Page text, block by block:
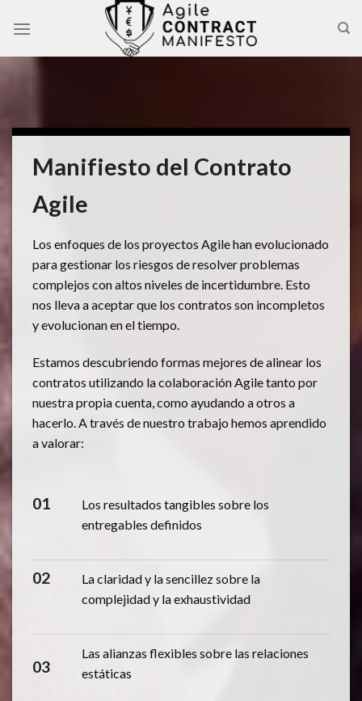
Manifiesto del Contrato
Agile
Los enfoques de los proyectos Agile han evolucionado
para gestionar los riesgos de resolver problemas
complejos con altos niveles de incertidumbre. Esto
nos lleva a aceptar que los contratos son incompletos
y evolucionan en el tiempo.
Estamos descubriendo formas mejores de alinear los
contratos utilizando la colaboración Agile tanto por
nuestra propia cuenta, como ayudando a otros a
hacerlo. A través de nuestro trabajo hemos aprendido
a valorar:
01
Los resultados tangibles sobre los
entregables definidos
02
La claridad y la sencillez sobre la
complejidad y la exhaustividad
03
Las alianzas flexibles sobre las relaciones
estáticas